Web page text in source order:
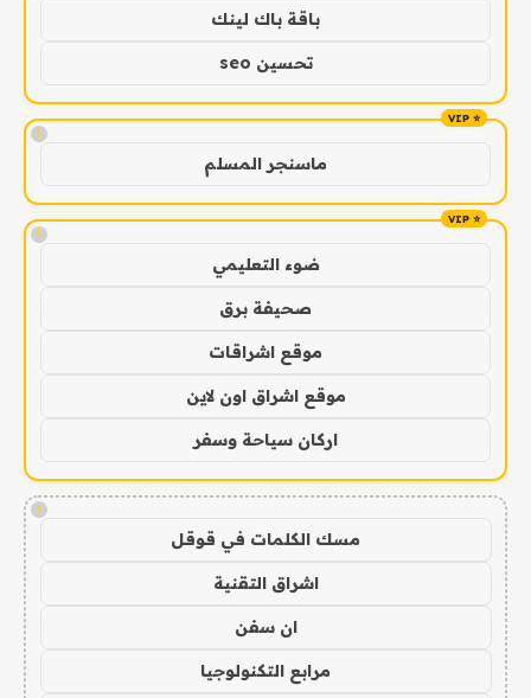
باقة باك لينك
تحسين seo
!
ماسنجر المسلم
!
ضوء التعليمي
صحيفة برق
موقع اشراقات
موقع اشراق اون لاين
اركان سياحة وسفر
!
مسك الكلمات في قوقل
اشراق التقنية
ان سفن
مرابع التكنولوجيا